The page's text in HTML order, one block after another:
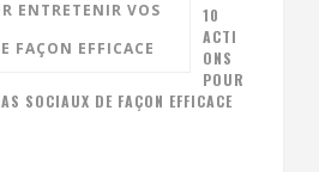
10
ACTI
ONS
POUR
SOCIAUX DE FAÇON EFFICACE